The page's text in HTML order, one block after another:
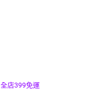
全店399免運